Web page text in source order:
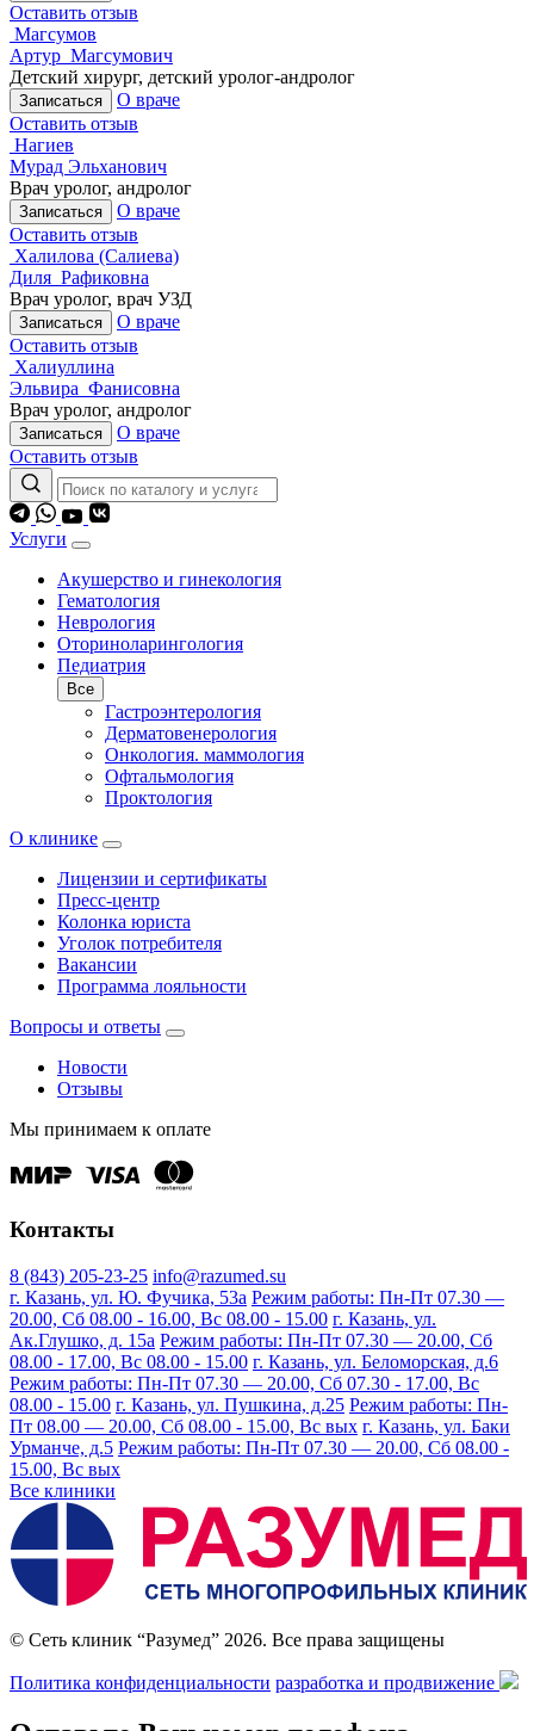
Оставить отзыв
Магсумов
Артур Магсумович
Детский хирург, детский уролог-андролог
Записаться
О враче
Оставить отзыв
Нагиев
Мурад Эльханович
Врач уролог, андролог
Записаться
О враче
Оставить отзыв
Халилова (Салиева)
Диля Рафиковна
Врач уролог, врач УЗД
Записаться
О враче
Оставить отзыв
Халиуллина
Эльвира Фанисовна
Врач уролог, андролог
Записаться
О враче
Оставить отзыв
Услуги
Акушерство и гинекология
Гематология
Неврология
Оториноларингология
Педиатрия
Все
Гастроэнтерология
Дерматовенерология
Онкология. маммология
Офтальмология
Проктология
О клинике
Лицензии и сертификаты
Пресс-центр
Колонка юриста
Уголок потребителя
Вакансии
Программа лояльности
Вопросы и ответы
Новости
Отзывы
Мы принимаем к оплате
Контакты
8 (843) 205-23-25 info@razumed.su
г. Казань, ул. Ю. Фучика, 53а Режим работы: Пн-Пт 07.30 —
20.00, Сб 08.00 - 16.00, Вс 08.00 - 15.00 г. Казань, ул.
Ак.Глушко, д. 15а Режим работы: Пн-Пт 07.30 — 20.00, Сб
08.00 - 17.00, Вс 08.00 - 15.00 г. Казань, ул. Беломорская, д.6
Режим работы: Пн-Пт 07.30 — 20.00, Сб 07.30 - 17.00, Вс
08.00 - 15.00 г. Казань, ул. Пушкина, д.25 Режим работы: Пн-
Пт 08.00 — 20.00, Сб 08.00 - 15.00, Вс вых г. Казань, ул. Баки
Урманче, д.5 Режим работы: Пн-Пт 07.30 — 20.00, Сб 08.00 -
15.00, Вс вых
Все клиники
© Сеть клиник “Разумед” 2026. Все права защищены
Политика конфиденциальности разработка и продвижение